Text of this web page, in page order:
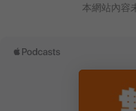
本網站內容